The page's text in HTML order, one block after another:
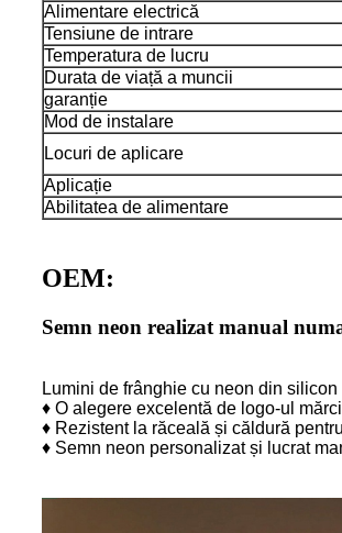
Alimentare electrică
Tensiune de intrare
Temperatura de lucru
Durata de viață a muncii
garanție
Mod de instalare
Locuri de aplicare
Aplicație
Abilitatea de alimentare
OEM:
Semn neon realizat manual
Lumini de frânghie cu neon din
♦ O alegere excelentă de logo-ul
♦ Rezistent la răceală și căldură
♦ Semn neon personalizat și lucrat